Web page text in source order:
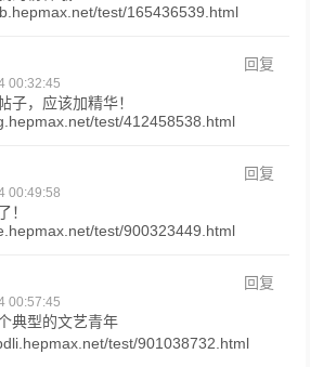
test/165436539.html
回复
00:32:45
子，应该加精华！
test/412458538.html
回复
00:49:58
！
test/900323449.html
回复
00:57:45
典型的文艺青年
test/901038732.html